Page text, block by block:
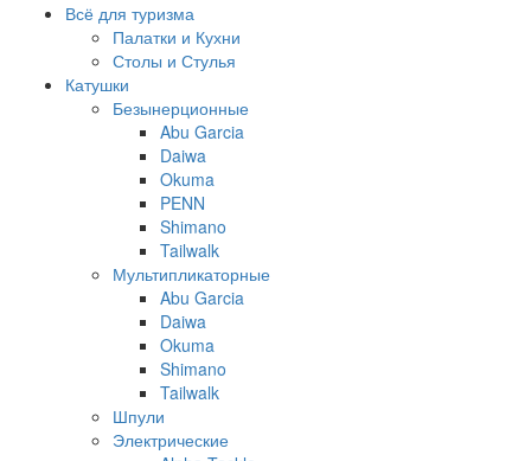
Всё для туризма
Палатки и Кухни
Столы и Стулья
Катушки
Безынерционные
Abu Garcia
Daiwa
Okuma
PENN
Shimano
Tailwalk
Мультипликаторные
Abu Garcia
Daiwa
Okuma
Shimano
Tailwalk
Шпули
Электрические